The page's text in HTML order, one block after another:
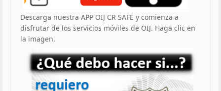
Descarga nuestra APP OIJ CR SAFE y comienza a
disfrutar de los servicios móviles de OIJ. Haga clic en
la imagen.